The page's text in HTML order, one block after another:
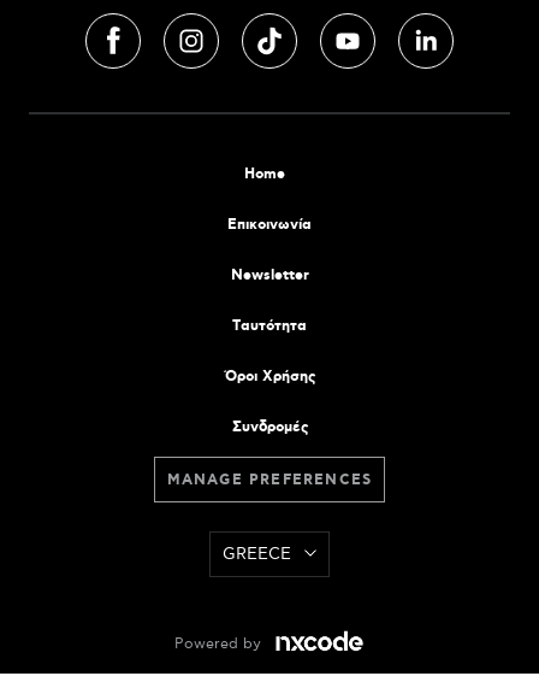
Home
Επικοινωνία
Newsletter
Tαυτότητα
Όροι Χρήσης
Συνδρομές
MANAGE PREFERENCES
GREECE
Powered by